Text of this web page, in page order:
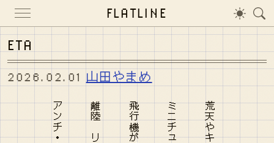
FLATLINE
ETA
2026.02.01 山田やまめ